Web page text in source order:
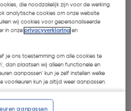
Oops!
die noodzakelijk zijn voor de werking
analytische cookies om onze website
wij cookies voor gepersonaliseerde
in onzeprivacyverklaring en
je ons toestemming om alle cookies te
dan plaatsen wij alleen functionele en
aanpassen' kun je zelf instellen welke
voorkeuren kun je altijd weer aanpassen.
aanpassen